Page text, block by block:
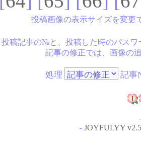
投稿画像の表示サイズを変更
投稿記事の№と、投稿した時のパスワ
記事の修正では、画像の
処理 記事
- JOYFULYY